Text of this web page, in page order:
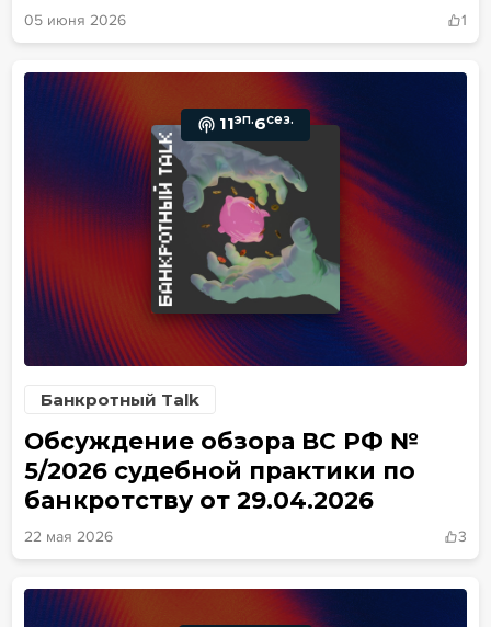
05 июня 2026 1
11эп.6сез.
Банкротный Talk
Обсуждение обзора ВС РФ №
5/2026 судебной практики по
банкротству от 29.04.2026
22 мая 2026 3